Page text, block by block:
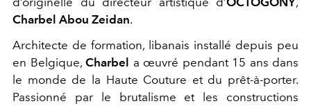
Charbel Abou Zeidan.
Architecte de formation, libanais installé depuis peu
en Belgique, Charbel a œuvré pendant 15 ans dans
le monde de la Haute Couture et du prêt-à-porter.
Passionné par le brutalisme et les constructions